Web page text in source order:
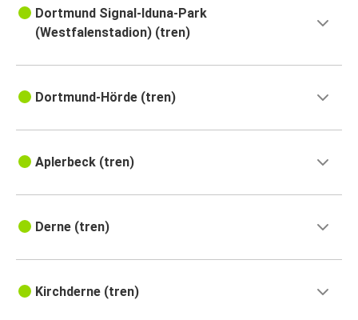
Dortmund Signal-Iduna-Park
(Westfalenstadion) (tren)
Dortmund-Hörde (tren)
Aplerbeck (tren)
Derne (tren)
Kirchderne (tren)